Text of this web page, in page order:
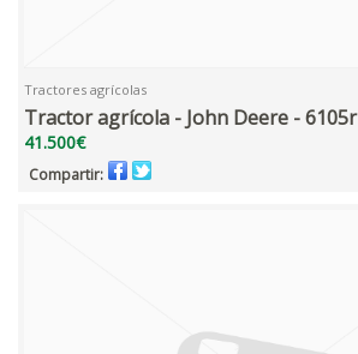
Tractores agrícolas
Tractor agrícola - John Deere - 6105r
41.500€
Compartir: